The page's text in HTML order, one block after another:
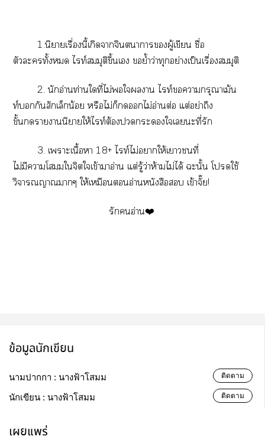
1.นิยายเรื่องนี้เกิดาจินตนาการผู้เขียน ชื่อ
ตัวะทั้ง ไท์สมมุติขึ้นเ ย้ำว่าทุกอย่างเป็นเรื่องสมมุติ
2. นักอ่านท่านใที่ไม่ใาน ไท์ากรุณาเม้น
ท์กันสักเล็กน้อย หรือไม่ก็ไม่อ่านต่อ แต่อย่าถึง
ขั้นาานิยายให้ไท์ต้องะใเะที่รัก
3. เาะเนื้อา 18+ ไท์ไม่าให้เาที่
ไม่มีาโใจิตใเข้าาอ่าน แต่รู้ว่าห้ามไม่ได้ ะนั้น โใช้
วิจารณญาณาๆ ให้เหมือนอ่านหนังสือ เข้าจั๊ย!
รักอ่าน❤️
ข้อมูลนักเขียน
นามปากกา : นางฟ้าโสมม ติดตาม
นักเขียน : นางฟ้าโสมม ติดตาม
เผยแพร่